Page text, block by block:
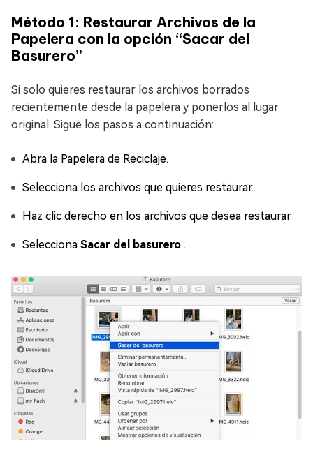
Método 1: Restaurar Archivos de la
Papelera con la opción “Sacar del
Basurero”
Si solo quieres restaurar los archivos borrados
recientemente desde la papelera y ponerlos al lugar
original. Sigue los pasos a continuación:
Abra la Papelera de Reciclaje.
Selecciona los archivos que quieres restaurar.
Haz clic derecho en los archivos que desea restaurar.
Selecciona Sacar del basurero .